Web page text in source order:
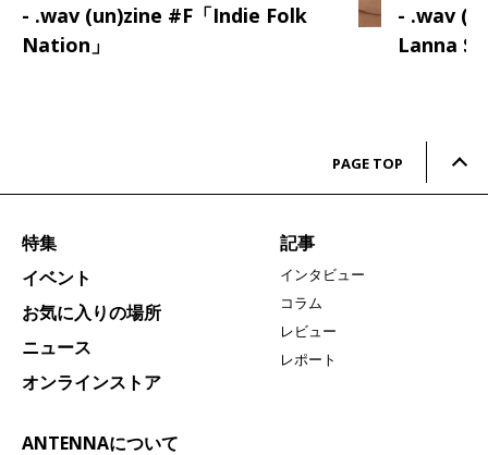
- .wav (un)zine #F「Indie Folk
Nation」
- .wav
Lanna
PAGE TOP
特集
イベント
お気に入りの場所
ニュース
オンラインストア
ANTENNAについて
記事
インタビュー
コラム
レビュー
レポート